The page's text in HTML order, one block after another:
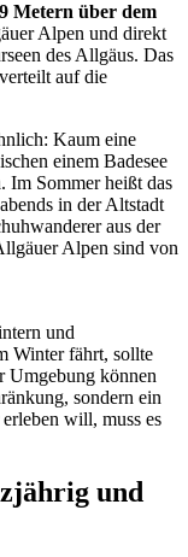
Metern über dem
Alpen und direkt
des Allgäus. Das
auf die
Kaum eine
einem Badesee
Im Sommer heißt das
in der Altstadt
aus der
Alpen sind von
und
Winter fährt, sollte
Umgebung können
sondern ein
will, muss es
und